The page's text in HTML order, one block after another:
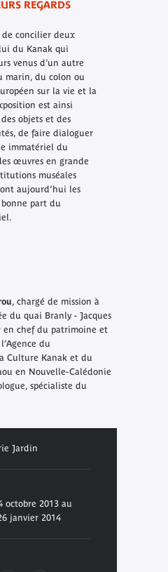
REGARDS
de concilier deux
du Kanak qui
venus d’un autre
marin, du colon ou
sur la vie et la
est ainsi
objets et des
de faire dialoguer
immatériel du
œuvres en grande
muséales
aujourd’hui les
part du
, chargé de mission à
du quai Branly - Jacques
en chef du patrimoine et
du
Culture Kanak et du
en Nouvelle-Calédonie
spécialiste du
Jardin
octobre 2013 au
janvier 2014